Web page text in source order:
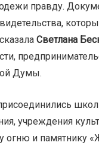
правду.
Светлана
Думы.
учреждения
и памятнику